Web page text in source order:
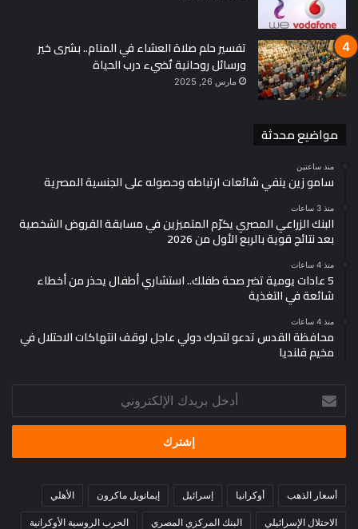
تفسير حلم صلاة العشاء في المنام.. بشرى خير
ورسائل روحانية تُضيء درب الحياة
مارس 26, 2025
مواضيع محدثة
منذ ساعتين
سامو زين ينفي شائعات ارتباطه وحصوله على الجنسية المصرية
منذ 3 ساعات
البنك الزراعي المصري يكرّم المتميزين في مسابقة القروض الشخصية
بعد نتائج قوية بالربع الأول من 2026
منذ 4 ساعات
5 عادات يومية تضر صحة طفلك.. استشاري أطفال يحذر من أخطاء
شائعة في التغذية
منذ 4 ساعات
محافظة القدس تدعو لتحرك دولي عاجل لوقف انتهاكات الاحتلال في
مخيم قلنديا
بريدك
الإلكتروني
أسعار الذهب أوكرانيا إسرائيل إيمانويل ماكرون الأهلي
الاحتلال الإسرائيلي البنك المركزي المصري الحرب الروسية الأوكرانية